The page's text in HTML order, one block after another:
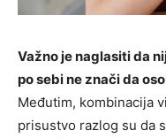
Važno je naglasiti da
po sebi ne znači da
Međutim, kombinacija
prisustvo razlog su da